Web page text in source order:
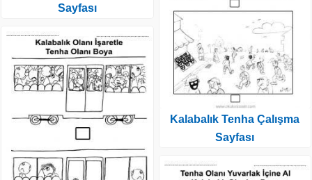
Sayfası
Kalabalık Tenha Çalışma
Sayfası